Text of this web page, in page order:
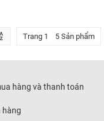
Trang 1 5 Sản phẩm
hàng và thanh toán
hàng